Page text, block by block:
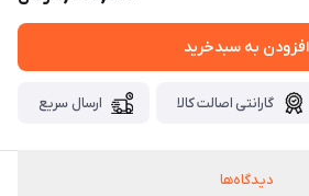
افزودن به سبدخرید
گارانتی اصالت کالا ارسال سریع
دیدگاه‌ها